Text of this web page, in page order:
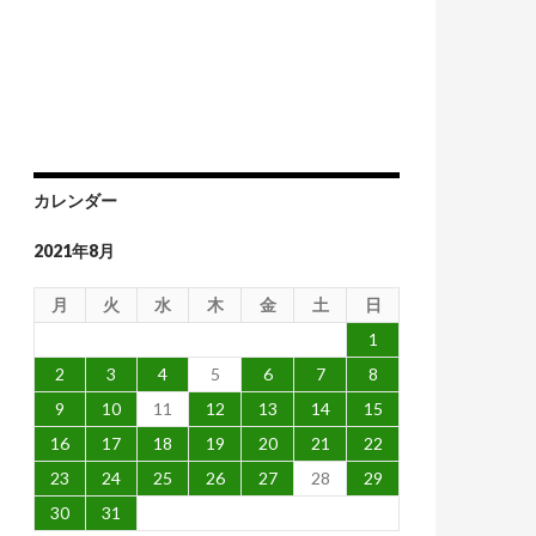
カレンダー
2021年8月
月 火 水 木 金 土
日
1
2
3 4 5 6 7
8
9
10 11 12 13 14
15
16
17 18 19 20 21
22
23
24 25 26 27 28
29
30
31